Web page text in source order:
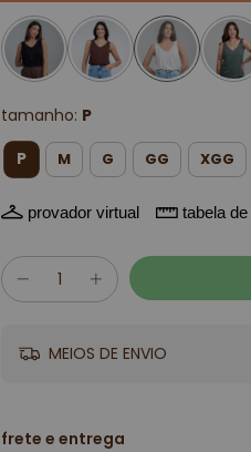
tamanho: P
P M G GG XGG
provador virtual tabela
MEIOS DE ENVIO
frete e entrega